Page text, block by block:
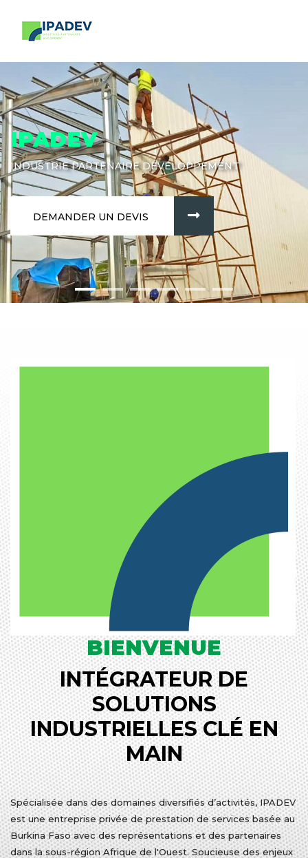
IPADEV
INDUSTRIE PARTENAIRE DÉVELOPPEMENT
DEMANDER UN DEVIS
BIENVENUE
INTÉGRATEUR DE
SOLUTIONS
INDUSTRIELLES CLÉ EN
MAIN
Spécialisée dans des domaines diversifiés d’activités, IPADEV
est une entreprise privée de prestation de services basée au
Burkina Faso avec des représentations et des partenaires
dans la sous-région Afrique de l'Ouest. Soucieuse des enjeux